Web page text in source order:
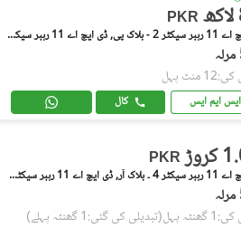
PKR
ڈی ایچ اے 11 رہبر سیکٹر 2 - بلاک پی, ڈی ایچ اے 11 رہبر سیکٹر 2
منٹ پہل
ایس ایم ایس کال
PKR
ڈی ایچ اے 11 رہبر سیکٹر 4 ۔ بلاک آر, ڈی ایچ اے 11 رہبر سیکٹر 4
پہل (تبدیلی کی گئی:1 گھنٹہ پہلے)